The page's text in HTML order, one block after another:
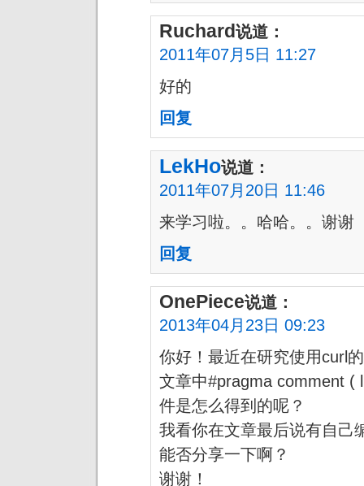
Ruchard说道：
2011年07月5日 11:27
好的
回复
LekHo说道：
2011年07月20日 11:46
来学习啦。。哈哈。。谢谢
回复
OnePiece说道：
2013年04月23日 09:23
你好！最近在研究使用curl
文章中#pragma comment (
件是怎么得到的呢？
我看你在文章最后说有自己
能否分享一下啊？
谢谢！